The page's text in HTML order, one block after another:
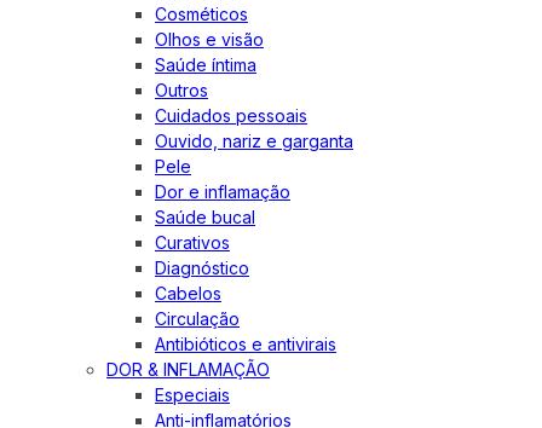
Cosméticos
Olhos e visão
Saúde íntima
Outros
Cuidados pessoais
Ouvido, nariz e garganta
Pele
Dor e inflamação
Saúde bucal
Curativos
Diagnóstico
Cabelos
Circulação
Antibióticos e antivirais
DOR & INFLAMAÇÃO
Especiais
Anti-inflamatórios